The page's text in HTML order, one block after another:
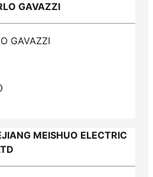
GAVAZZI
GAVAZZI
MEISHUO ELECTRIC